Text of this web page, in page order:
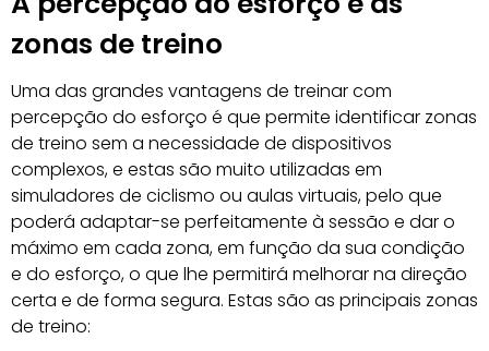
zonas de treino
Uma das grandes vantagens de treinar com
percepção do esforço é que permite identificar zonas
de treino sem a necessidade de dispositivos
complexos, e estas são muito utilizadas em
simuladores de ciclismo ou aulas virtuais, pelo que
poderá adaptar-se perfeitamente à sessão e dar o
máximo em cada zona, em função da sua condição
e do esforço, o que lhe permitirá melhorar na direção
certa e de forma segura. Estas são as principais zonas
de treino: